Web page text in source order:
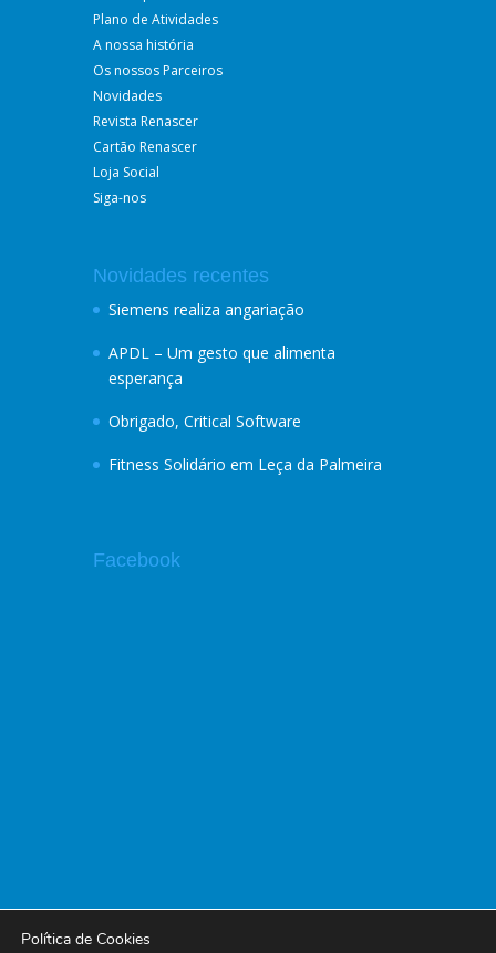
Plano de Atividades
A nossa história
Os nossos Parceiros
Novidades
Revista Renascer
Cartão Renascer
Loja Social
Siga-nos
Novidades recentes
Siemens realiza angariação
APDL – Um gesto que alimenta
esperança
Obrigado, Critical Software
Fitness Solidário em Leça da Palmeira
Facebook
Política de Cookies